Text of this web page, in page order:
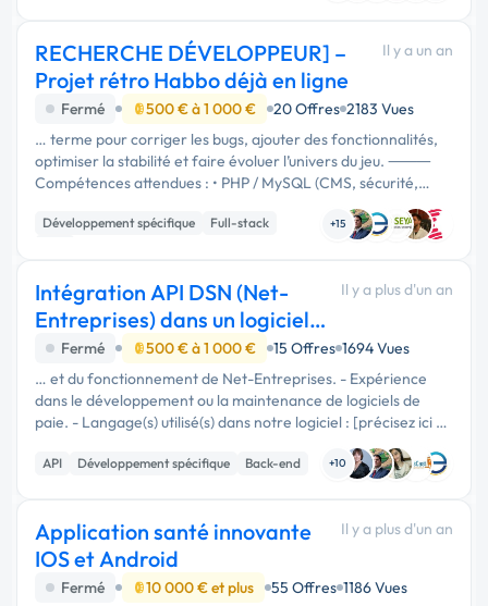
RECHERCHE DÉVELOPPEUR] –
Projet rétro Habbo déjà en ligne
Il y a un an
Fermé 500 € à 1 000 € 20 Offres 2183 Vues
… terme pour corriger les bugs, ajouter des fonctionnalités,
optimiser la stabilité et faire évoluer l’univers du jeu. ⸻
Compétences attendues : • PHP / MySQL (CMS, sécurité,
requêtes dynamiques) • Java (modifications émulateur) •
HTML / CSS / JS …
Développement spécifique
Full-stack
+15
Intégration API DSN (Net-
Entreprises) dans un logiciel
de paie
Il y a plus d'un an
Fermé 500 € à 1 000 € 15 Offres 1694 Vues
… et du fonctionnement de Net-Entreprises. - Expérience
dans le développement ou la maintenance de logiciels de
paie. - Langage(s) utilisé(s) dans notre logiciel : [précisez ici –
API Développement spécifique Back-end +10
Application santé innovante
IOS et Android
Il y a plus d'un an
Fermé 10 000 € et plus 55 Offres 1186 Vues